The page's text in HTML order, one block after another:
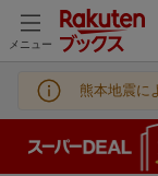
メニュー
熊本地震に